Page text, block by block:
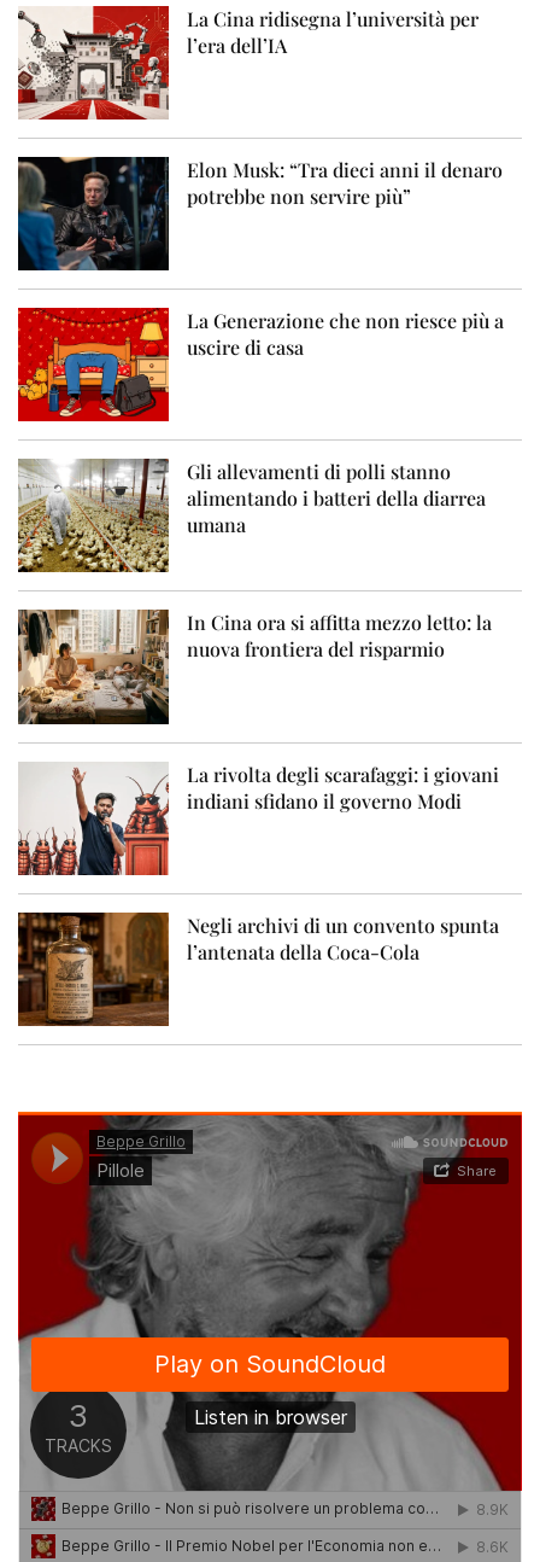
La Cina ridisegna l’università per
l’era dell’IA
Elon Musk: “Tra dieci anni il denaro
potrebbe non servire più”
La Generazione che non riesce più a
uscire di casa
Gli allevamenti di polli stanno
alimentando i batteri della diarrea
umana
In Cina ora si affitta mezzo letto: la
nuova frontiera del risparmio
La rivolta degli scarafaggi: i giovani
indiani sfidano il governo Modi
Negli archivi di un convento spunta
l’antenata della Coca-Cola